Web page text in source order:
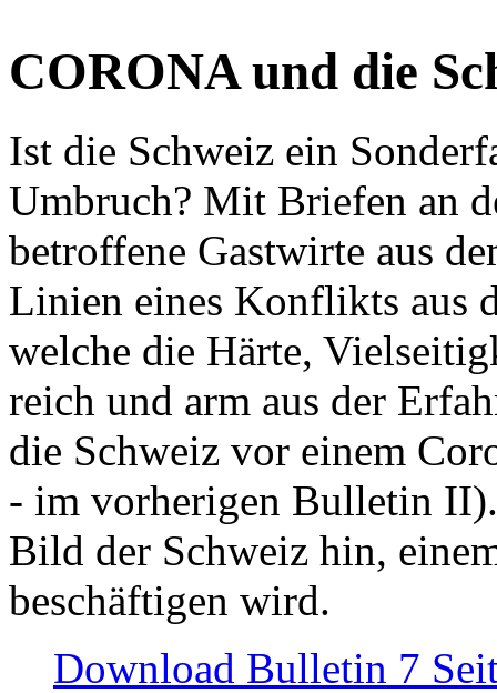
CORONA und die
Ist die Schweiz ein
Umbruch? Mit Briefen an
betroffene Gastwirte aus
Linien eines Konflikts aus
welche die Härte,
reich und arm aus der
die Schweiz vor einem
- im vorherigen Bulletin
Bild der Schweiz hin,
beschäftigen wird.
Download Bulletin 7